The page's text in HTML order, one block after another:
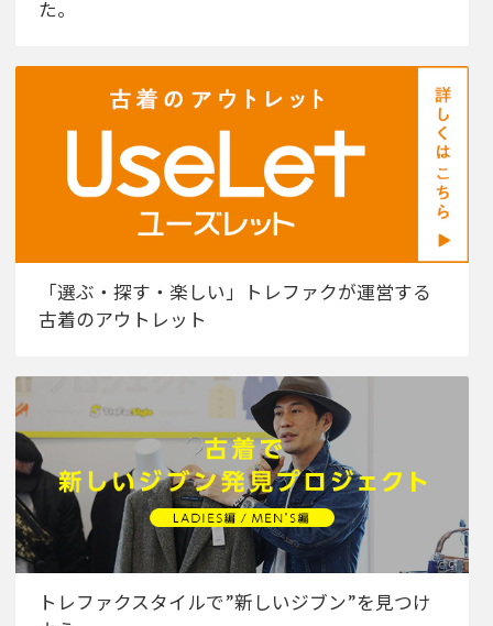
た。
「選ぶ・探す・楽しい」トレファクが運営する
古着のアウトレット
トレファクスタイルで”新しいジブン”を見つけ